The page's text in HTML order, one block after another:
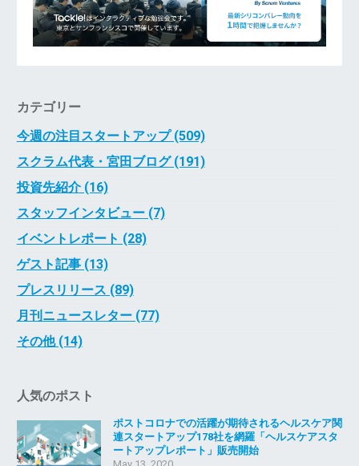
カテゴリー
今週の注目スタートアップ (509)
スクラム代表・宮田ブログ (191)
投資先紹介 (16)
スタッフインタビュー (7)
イベントレポート (28)
ゲスト記事 (13)
プレスリリース (89)
月刊ニュースレター (77)
その他 (14)
人気のポスト
ポストコロナでの活躍が期待されるヘルスケア関
連スタートアップ178社を網羅「ヘルスケアスタ
ートアップレポート」販売開始